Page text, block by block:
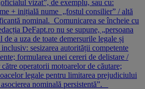
vizat”, de exemplu, sau cu:
+ inițială nume „fostul consilier” / altă
nominal. Comunicarea se încheie cu
DeFapt.ro nu se supune, „persoana
a uza de toate demersurile legale și
sesizarea autorității competente
formularea unei cereri de delistare /
operatorii motoarelor de căutare;
legale pentru limitarea prejudiciului
nominală persistentă”.